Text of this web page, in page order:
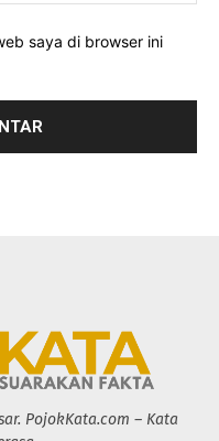
saya di browser ini
PojokKata.com – Kata